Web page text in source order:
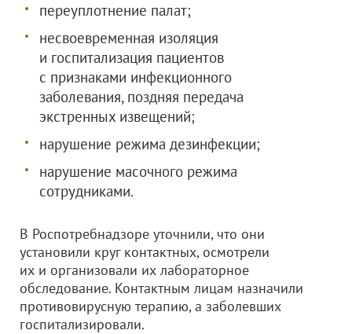
переуплотнение палат;
несвоевременная изоляция
и госпитализация пациентов
с признаками инфекционного
заболевания, поздняя передача
экстренных извещений;
нарушение режима дезинфекции;
нарушение масочного режима
сотрудниками.
В Роспотребнадзоре уточнили, что они
установили круг контактных, осмотрели
их и организовали их лабораторное
обследование. Контактным лицам назначили
противовирусную терапию, а заболевших
госпитализировали.